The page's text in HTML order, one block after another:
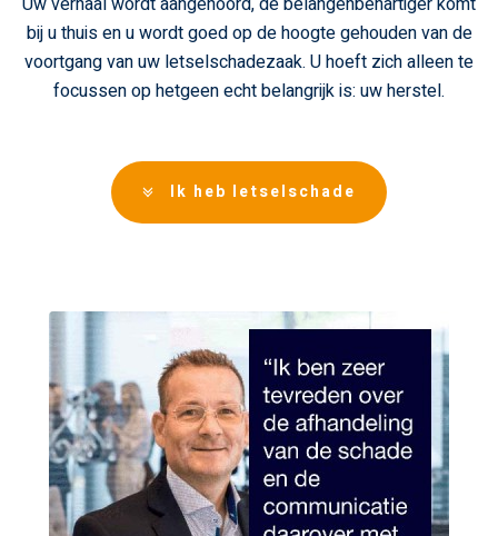
bij u thuis en u wordt goed op de hoogte gehouden van de
voortgang van uw letselschadezaak. U hoeft zich alleen te
focussen op hetgeen echt belangrijk is: uw herstel.
Ik heb letselschade